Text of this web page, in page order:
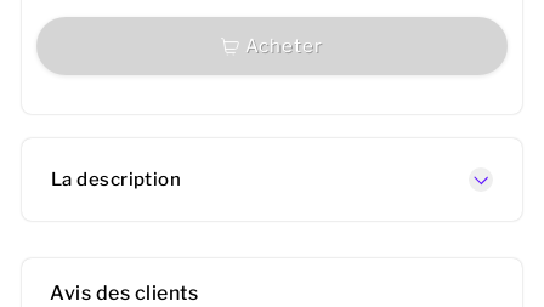
Acheter
La description
Avis des clients